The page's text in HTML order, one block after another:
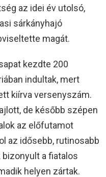
az idei év utolsó,
sárkányhajó
magát.
kezdte 200
indultak, mert
kiírva versenyszám.
de később szépen
az előfutamot
az idősebb, rutinosabb
a fiatalos
helyen zártak.